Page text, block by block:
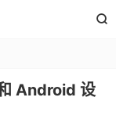

Android 设